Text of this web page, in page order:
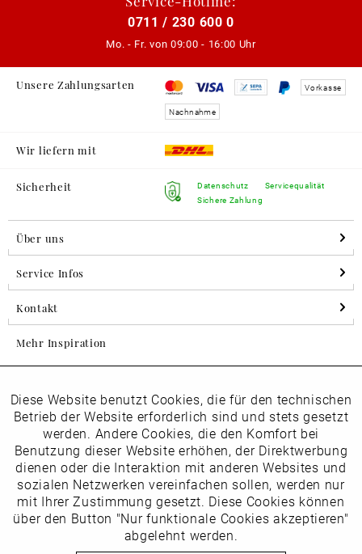
0711 / 230 600 0
Mo. - Fr. von 09:00 - 16:00 Uhr
Unsere Zahlungsarten Vorkasse
Nachnahme
Wir liefern mit
Sicherheit
Datenschutz
Sichere Zahlung
Servicequalität
Über uns
Service Infos
Kontakt
Mehr Inspiration
Folgen Sie uns auf Instagram
horsch_schuhe
Newsletter
Datenschutzbestimmungenhabe ich zur Kenntnis
Funktionale Aktiv
Marketing Inaktiv
Tracking Inaktiv
Inaktiv
Diese Website benutzt Cookies, die für den technischen
Betrieb der Website erforderlich sind und stets gesetzt
werden. Andere Cookies, die den Komfort bei
Benutzung dieser Website erhöhen, der Direktwerbung
dienen oder die Interaktion mit anderen Websites und
sozialen Netzwerken vereinfachen sollen, werden nur
mit Ihrer Zustimmung gesetzt. Diese Cookies können
über den Button "Nur funktionale Cookies akzeptieren"
abgelehnt werden.